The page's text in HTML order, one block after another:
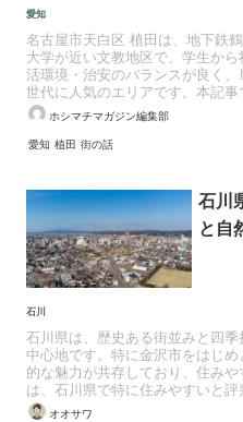
愛知
名古屋市天白区 植田は、地下鉄
大学が近い文教地区で、学生か
活環境・治安のバランスが良く
世代に人気のエリアです。本記
ホシマチマガジン編集部
愛知 植田 街の話
石川
石川
と自
石川県は、歴史ある街並みと四
中心地です。特に金沢市をはじ
的な魅力が共存しており、住み
は、石川県で特に住みやすいと評
オオサワ